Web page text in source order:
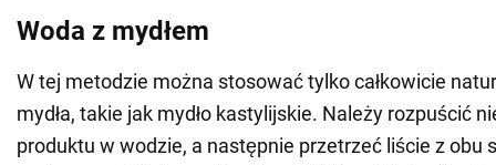
Woda z mydłem
W tej metodzie można stosować tylko całkowicie
mydła, takie jak mydło kastylijskie. Należy rozpuścić
produktu w wodzie, a następnie przetrzeć liście z obu